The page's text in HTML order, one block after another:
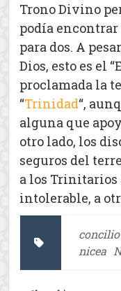
Trono Divino
podía
para dos. A
Dios, esto es el
proclamada la
“Trinidad“,
alguna que
otro lado, los
seguros del
a los Trinitarios
intolerable, a
concilio
nicea